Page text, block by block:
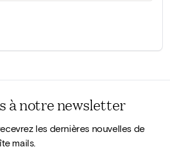
à notre newsletter
les dernières nouvelles de
mails.